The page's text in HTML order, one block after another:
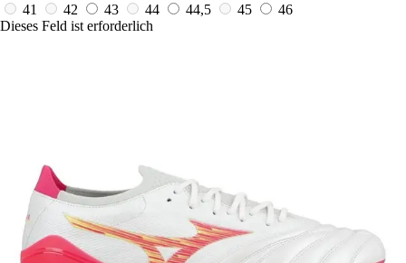
41
42 43 44 44,5 45
46
Dieses Feld ist erforderlich